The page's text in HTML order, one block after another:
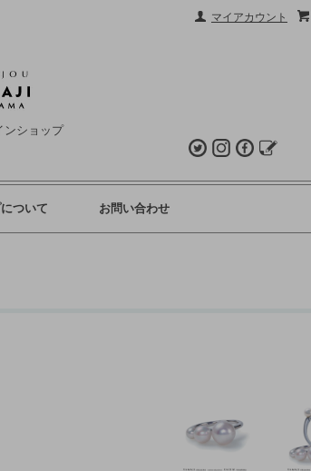
マイアカウント
ンショップ
ついて お問い合わせ